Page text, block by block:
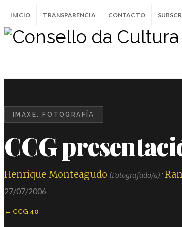
INICIO TRANSPARENCIA CONTACTO
IMAXE. FOTOGRAFÍA
CCG
Henrique Monteagudo (Fotografado/a) ·
27/07/2006
CCG 40